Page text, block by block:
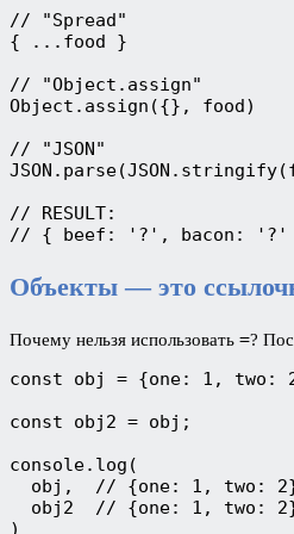
// "Spread"
{ ...food }
// "Object.assign"
Object.assign({}, food)
// "JSON"
// RESULT:
// { beef: '?', bacon:
Объекты — это
Почему нельзя использовать =?
const obj = {one: 1, two:
const obj2 = obj;
console.log(
obj,  // {one: 1, two:
obj2  // {one: 1, two:
)